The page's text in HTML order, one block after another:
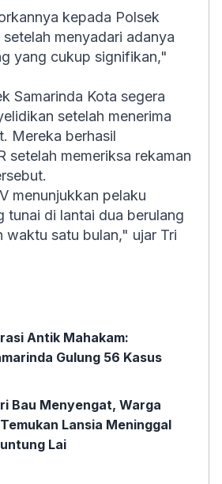
kepada Polsek
menyadari adanya
yang cukup signifikan,"
Samarinda Kota segera
setelah menerima
Mereka berhasil
setelah memeriksa rekaman
menunjukkan pelaku
tunai di lantai dua berulang
waktu satu bulan," ujar Tri
Antik Mahakam:
Gulung 56 Kasus
Bau Menyengat, Warga
Lansia Meninggal
Lai